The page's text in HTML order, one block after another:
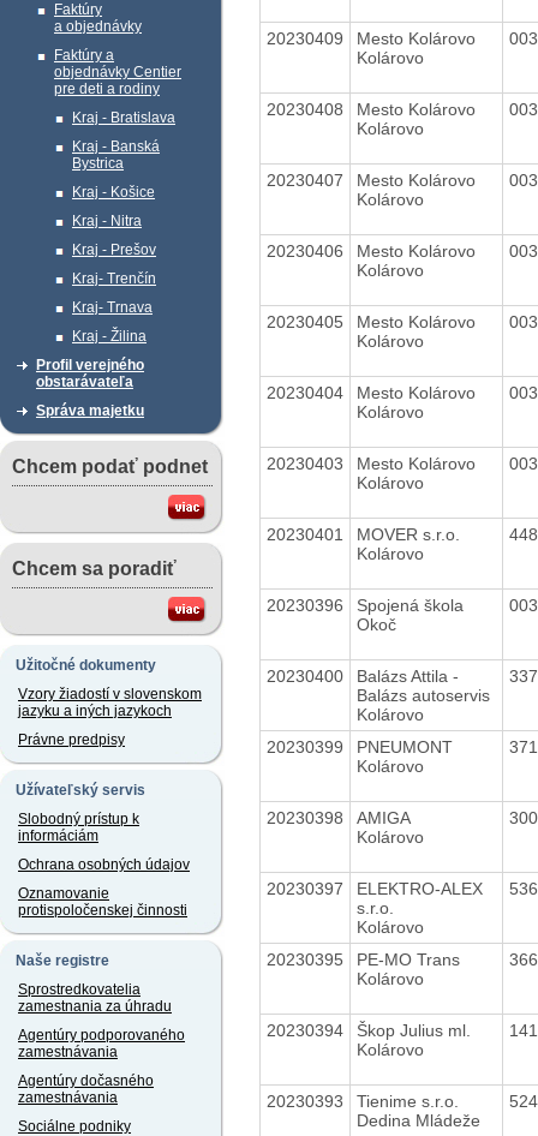
Faktúry
a objednávky
Faktúry a
objednávky Centier
pre deti a rodiny
Kraj - Bratislava
Kraj - Banská
Bystrica
Kraj - Košice
Kraj - Nitra
Kraj - Prešov
Kraj- Trenčín
Kraj- Trnava
Kraj - Žilina
Profil verejného
obstarávateľa
Správa majetku
Chcem podať podnet
Chcem sa poradiť
Užitočné dokumenty
Vzory žiadostí v slovenskom
jazyku a iných jazykoch
Právne predpisy
Užívateľský servis
Slobodný prístup k
informáciám
Ochrana osobných údajov
Oznamovanie
protispoločenskej činnosti
Naše registre
Sprostredkovatelia
zamestnania za úhradu
Agentúry podporovaného
zamestnávania
Agentúry dočasného
zamestnávania
Sociálne podniky
20230409
Mesto Kolárovo
Kolárovo
20230408
Mesto Kolárovo
Kolárovo
20230407
Mesto Kolárovo
Kolárovo
20230406
Mesto Kolárovo
Kolárovo
20230405
Mesto Kolárovo
Kolárovo
20230404
Mesto Kolárovo
Kolárovo
20230403
Mesto Kolárovo
Kolárovo
20230401
MOVER s.r.o.
Kolárovo
20230396
Spojená škola
Okoč
20230400
Balázs Attila -
Balázs autoservis
Kolárovo
20230399
PNEUMONT
Kolárovo
20230398
AMIGA
Kolárovo
20230397
ELEKTRO-ALEX
s.r.o.
Kolárovo
20230395
PE-MO Trans
Kolárovo
20230394
Škop Julius ml.
Kolárovo
20230393
Tienime s.r.o.
Dedina Mládeže